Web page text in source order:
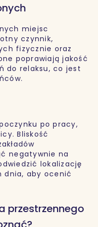
miejsc
czynnik,
fizycznie oraz
poprawiają jakość
do relaksu, co jest
po pracy,
Bliskość
negatywnie na
lokalizację
dnia, aby ocenić
przestrzennego